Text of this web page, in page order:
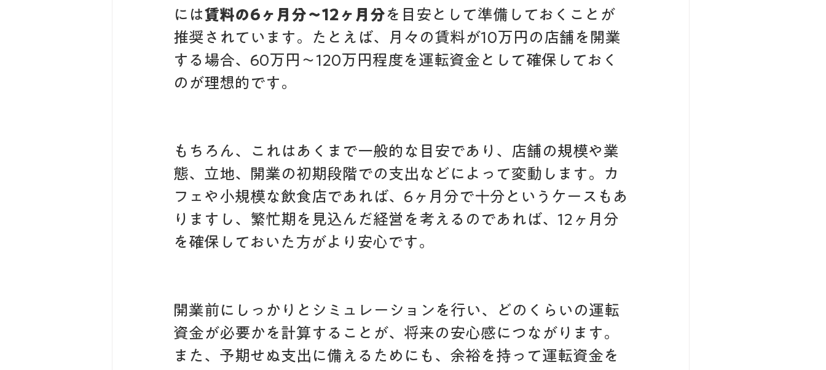
には賃料の6ヶ月分〜12ヶ月分を目安として準備しておくことが
推奨されています。たとえば、月々の賃料が10万円の店舗を開業
する場合、60万円〜120万円程度を運転資金として確保しておく
のが理想的です。
もちろん、これはあくまで一般的な目安であり、店舗の規模や業
態、立地、開業の初期段階での支出などによって変動します。カ
フェや小規模な飲食店であれば、6ヶ月分で十分というケースもあ
りますし、繁忙期を見込んだ経営を考えるのであれば、12ヶ月分
を確保しておいた方がより安心です。
開業前にしっかりとシミュレーションを行い、どのくらいの運転
資金が必要かを計算することが、将来の安心感につながります。
また、予期せぬ支出に備えるためにも、余裕を持って運転資金を